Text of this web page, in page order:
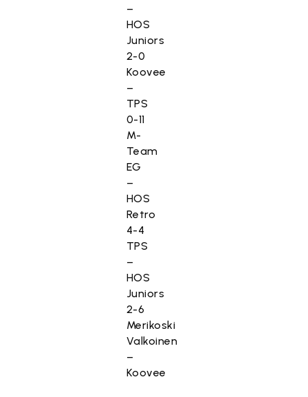
–
HOS
Juniors
2-0
Koovee
–
TPS
0-11
M-
Team
EG
–
HOS
Retro
4-4
TPS
–
HOS
Juniors
2-6
Merikoski
Valkoinen
–
Koovee